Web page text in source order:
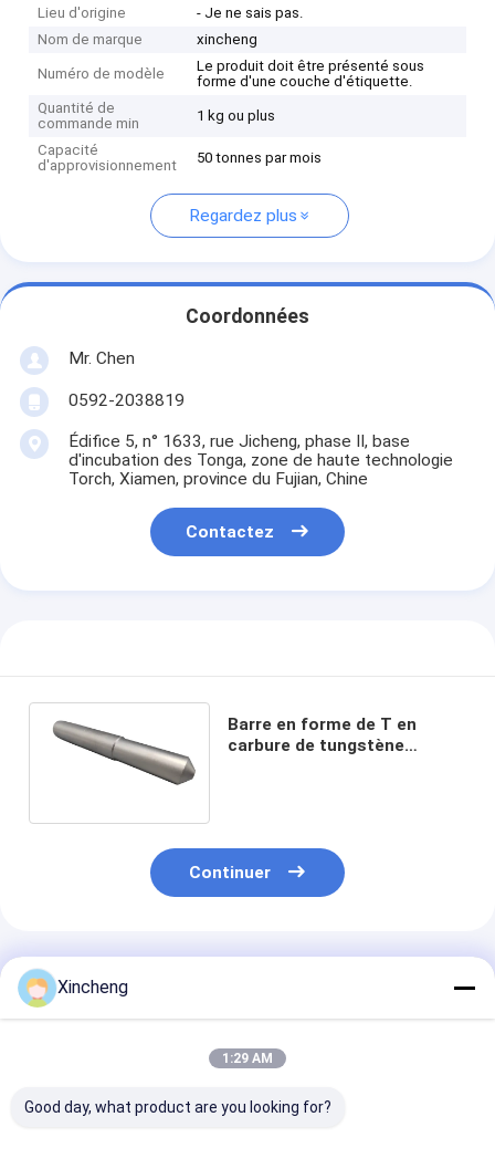
Lieu d'origine
- Je ne sais pas.
Nom de marque
xincheng
Numéro de modèle
Le produit doit être présenté sous
forme d'une couche d'étiquette.
Quantité de
commande min
1 kg ou plus
Capacité
d'approvisionnement
50 tonnes par mois
Regardez plus
Coordonnées
Mr. Chen
0592-2038819
Édifice 5, n° 1633, rue Jicheng, phase II, base
d'incubation des Tonga, zone de haute technologie
Torch, Xiamen, province du Fujian, Chine
Contactez
Barre en forme de T en
carbure de tungstène
Continuer
Produits Recommandés
Xincheng
1:29 AM
Good day, what product are you looking for?